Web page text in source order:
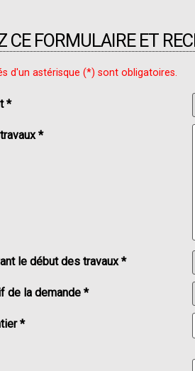
CE FORMULAIRE ET
d'un astérisque (*) sont obligatoires.
*
*
le début des travaux *
de la demande *
*